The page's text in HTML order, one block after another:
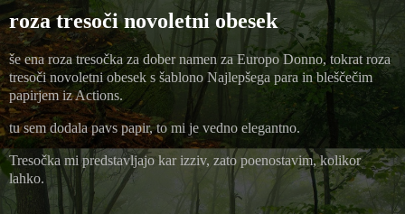
roza tresoči novoletni obesek
še ena roza tresočka za dober namen za Europo Donno, tokrat roza
tresoči novoletni obesek s šablono Najlepšega para in bleščečim
papirjem iz Actions.
tu sem dodala pavs papir, to mi je vedno elegantno.
Tresočka mi predstavljajo kar izziv, zato poenostavim, kolikor
lahko.